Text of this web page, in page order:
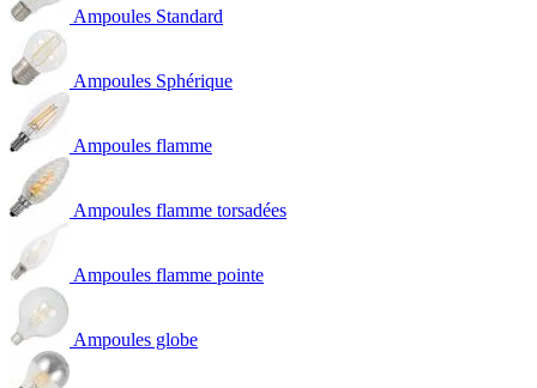
Ampoules Standard
Ampoules Sphérique
Ampoules flamme
Ampoules flamme torsadées
Ampoules flamme pointe
Ampoules globe